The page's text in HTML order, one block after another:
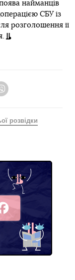
найманців
СБУ із
розголошення її
розвідки